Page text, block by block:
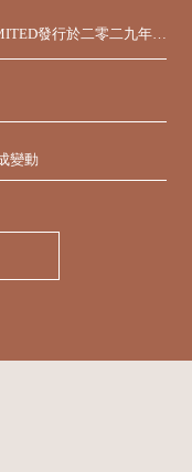
發行於二零二九年到
求於屆滿期限前收到的
變動